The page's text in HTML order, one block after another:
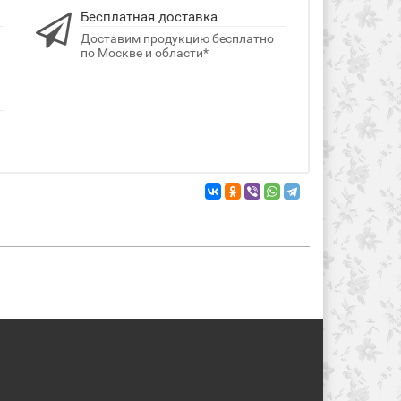
Бесплатная доставка
Доставим продукцию бесплатно
по Москве и области*